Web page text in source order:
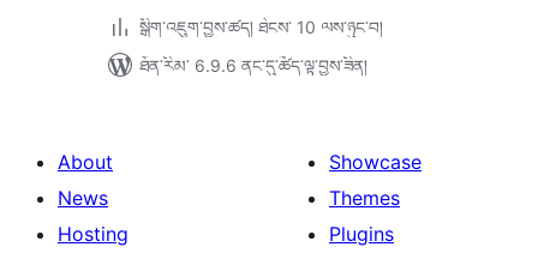
སྒྲིག་འཇུག་བྱས་ཚད། ཐེངས་ 10 ལས་ཉུང་བ།
ཐོན་རིམ་ 6.9.6 ནང་དུ་ཚོད་ལྟ་བྱས་ཟིན།
About
News
Hosting
Showcase
Themes
Plugins